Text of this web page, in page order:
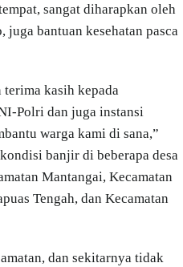
sangat diharapkan oleh
juga bantuan kesehatan pasca
terima kasih kepada
Polri dan juga instansi
warga kami di sana,”
banjir di beberapa desa
Mantangai, Kecamatan
Tengah, dan Kecamatan
dan sekitarnya tidak